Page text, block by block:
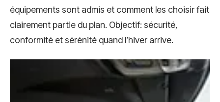
équipements sont admis et comment les choisir fait
clairement partie du plan. Objectif: sécurité,
conformité et sérénité quand l’hiver arrive.